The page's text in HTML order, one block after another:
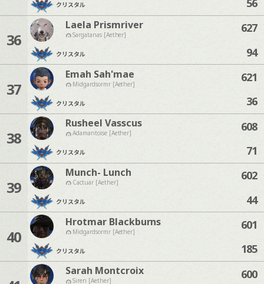
クリスタル 56
36
Laela Prismriver
Sargatanas [Aether]
クリスタル
627
94
37
Emah Sah'mae
Midgardsormr [Aether]
クリスタル
621
36
38
Rusheel Vasscus
Adamantoise [Aether]
クリスタル
608
71
39
Munch- Lunch
Cactuar [Aether]
クリスタル
602
44
40
Hrotmar Blackburns
Midgardsormr [Aether]
クリスタル
601
185
Sarah Montcroix
Siren [Aether]
600